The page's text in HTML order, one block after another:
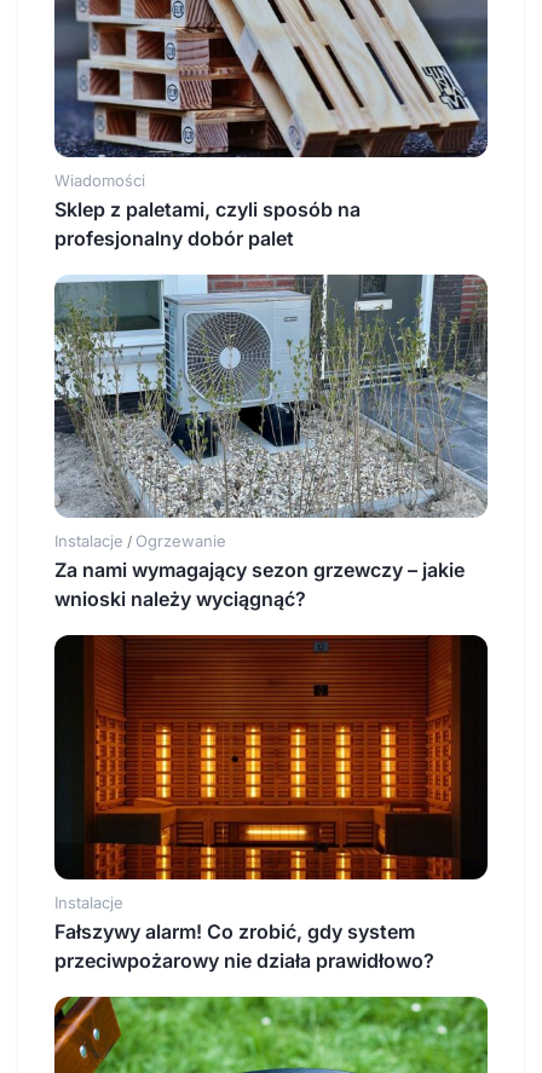
Wiadomości
Sklep z paletami, czyli sposób na
profesjonalny dobór palet
Instalacje / Ogrzewanie
Za nami wymagający sezon grzewczy – jakie
wnioski należy wyciągnąć?
Instalacje
Fałszywy alarm! Co zrobić, gdy system
przeciwpożarowy nie działa prawidłowo?